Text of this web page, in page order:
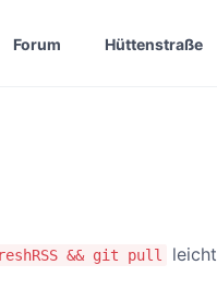
Forum Hüttenstraße
&& git pull
leicht